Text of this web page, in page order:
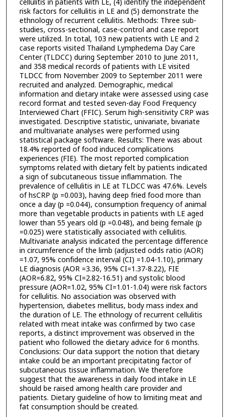
risk factors for cellulitis in LE and (5) demonstrate the
ethnology of recurrent cellulitis. Methods: Three sub-
studies, cross-sectional, case-control and case report
were utilized. In total, 103 new patients with LE and 2
case reports visited Thailand Lymphedema Day Care
Center (TLDCC) during September 2010 to June 2011,
and 358 medical records of patients with LE visited
TLDCC from November 2009 to September 2011 were
recruited and analyzed. Demographic, medical
information and dietary intake were assessed using case
record format and tested seven-day Food Frequency
Interviewed Chart (FFIC). Serum high-sensitivity CRP was
investigated. Descriptive statistic, univariate, bivariate
and multivariate analyses were performed using
statistical package software. Results: There was about
18.4% reported of food induced complications
experiences (FIE). The most reported complication
symptoms related with dietary felt by patients indicated
a sign of subcutaneous tissue inflammation. The
prevalence of cellulitis in LE at TLDCC was 47.6%. Levels
of hsCRP (p =0.003), having deep fried food more than
once a day (p =0.044), consumption frequency of animal
more than vegetable products in patients with LE aged
lower than 55 years old (p =0.048), and being female (p
=0.025) were statistically associated with cellulitis.
Multivariate analysis indicated the percentage difference
in circumference of the limb (adjusted odds ratio (AOR)
=1.07, 95% confidence interval (CI) =1.04-1.10), primary
LE diagnosis (AOR =3.36, 95% CI=1.37-8.22), FIE
(AOR=6.82, 95% CI=2.82-16.51) and systolic blood
pressure (AOR=1.02, 95% CI=1.01-1.04) were risk factors
for cellulitis. No association was observed with
hypertension, diabetes mellitus, body mass index and
the duration of LE. The ethnology of recurrent cellulitis
related with meat intake was confirmed by two case
reports, a distinct improvement was observed in the
patient who followed the dietary advice for 6 months.
Conclusions: Our data support the notion that dietary
intake could be an important precipitating factor of
subcutaneous tissue inflammation. We therefore
suggest that the awareness in daily food intake in LE
should be raised among health care provider and
patients. Dietary guideline of how to limiting meat and
fat consumption should be created.